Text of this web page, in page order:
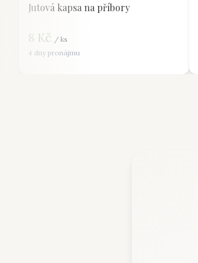
Jutová kapsa na příbory
8 Kč / ks
4 dny pronájmu